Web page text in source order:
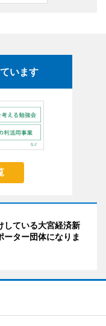
います
している大宮経済新
ター団体になりま